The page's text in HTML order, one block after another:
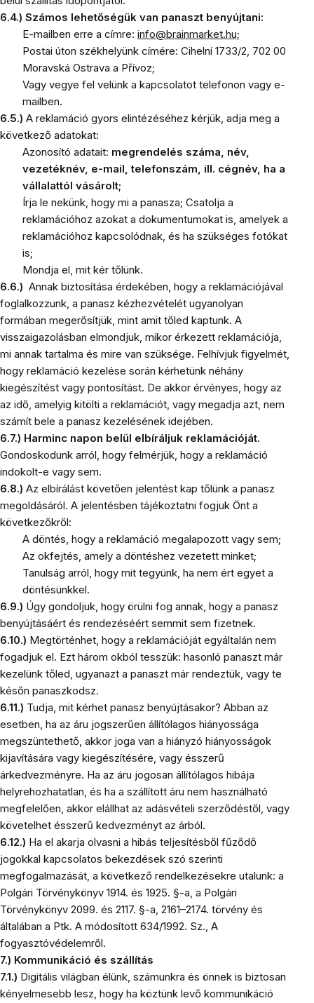
6.4.) Számos lehetőségük van panaszt benyújtani:
E-mailben erre a címre: info@brainmarket.hu;
Postai úton székhelyünk címére: Cihelní 1733/2, 702 00
Moravská Ostrava a Přívoz;
Vagy vegye fel velünk a kapcsolatot telefonon vagy e-
mailben.
6.5.) A reklamáció gyors elintézéséhez kérjük, adja meg a
következő adatokat:
Azonosító adatait: megrendelés száma, név,
vezetéknév, e-mail, telefonszám, ill. cégnév, ha a
vállalattól vásárolt;
Írja le nekünk, hogy mi a panasza; Csatolja a
reklamációhoz azokat a dokumentumokat is, amelyek a
reklamációhoz kapcsolódnak, és ha szükséges fotókat
is;
Mondja el, mit kér tőlünk.
6.6.) Annak biztosítása érdekében, hogy a reklamációjával
foglalkozzunk, a panasz kézhezvételét ugyanolyan
formában megerősítjük, mint amit tőled kaptunk. A
visszaigazolásban elmondjuk, mikor érkezett reklamációja,
mi annak tartalma és mire van szüksége. Felhívjuk figyelmét,
hogy reklamáció kezelése során kérhetünk néhány
kiegészítést vagy pontosítást. De akkor érvényes, hogy az
az idő, amelyig kitölti a reklamációt, vagy megadja azt, nem
számít bele a panasz kezelésének idejében.
6.7.) Harminc napon belül elbíráljuk reklamációját.
Gondoskodunk arról, hogy felmérjük, hogy a reklamáció
indokolt-e vagy sem.
6.8.) Az elbírálást követően jelentést kap tőlünk a panasz
megoldásáról. A jelentésben tájékoztatni fogjuk Önt a
következőkről:
A döntés, hogy a reklamáció megalapozott vagy sem;
Az okfejtés, amely a döntéshez vezetett minket;
Tanulság arról, hogy mit tegyünk, ha nem ért egyet a
döntésünkkel.
6.9.) Úgy gondoljuk, hogy örülni fog annak, hogy a panasz
benyújtásáért és rendezéséért semmit sem fizetnek.
6.10.) Megtörténhet, hogy a reklamációját egyáltalán nem
fogadjuk el. Ezt három okból tesszük: hasonló panaszt már
kezelünk tőled, ugyanazt a panaszt már rendeztük, vagy te
későn panaszkodsz.
6.11.) Tudja, mit kérhet panasz benyújtásakor? Abban az
esetben, ha az áru jogszerűen állítólagos hiányossága
megszüntethető, akkor joga van a hiányzó hiányosságok
kijavítására vagy kiegészítésére, vagy ésszerű
árkedvezményre. Ha az áru jogosan állítólagos hibája
helyrehozhatatlan, és ha a szállított áru nem használható
megfelelően, akkor elállhat az adásvételi szerződéstől, vagy
követelhet ésszerű kedvezményt az árból.
6.12.) Ha el akarja olvasni a hibás teljesítésből fűződő
jogokkal kapcsolatos bekezdések szó szerinti
megfogalmazását, a következő rendelkezésekre utalunk: a
Polgári Törvénykönyv 1914. és 1925. §-a, a Polgári
Törvénykönyv 2099. és 2117. §-a, 2161–2174. törvény és
általában a Ptk. A módosított 634/1992. Sz., A
fogyasztóvédelemről.
7.) Kommunikáció és szállítás
7.1.) Digitális világban élünk, számunkra és önnek is biztosan
kényelmesebb lesz, hogy ha köztünk levő kommunikáció